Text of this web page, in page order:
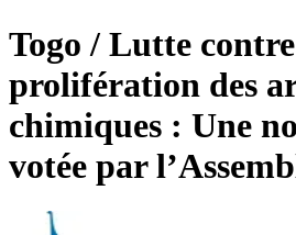
Togo / Lutte
prolifération des
chimiques : Une
votée par